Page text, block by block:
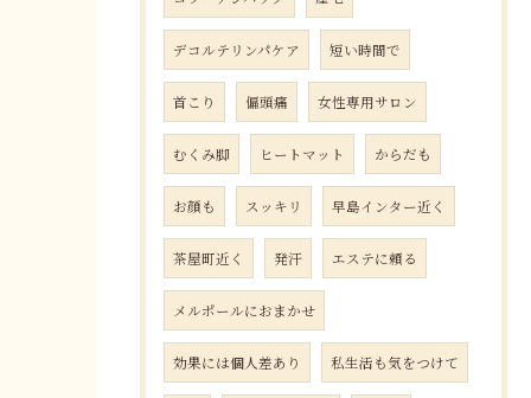
デコルテリンパケア 短い時間で
首こり 偏頭痛 女性専用サロン
むくみ脚 ヒートマット からだも
お顔も スッキリ 早島インター近く
茶屋町近く 発汗 エステに頼る
メルポールにおまかせ
効果には個人差あり 私生活も気をつけて